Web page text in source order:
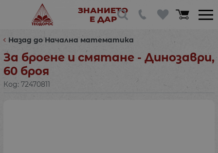
ЗНАНИЕТО
Е ДАР
Назад до Начална математика
За броене и смятане - Динозаври,
60 броя
Код: 72470811